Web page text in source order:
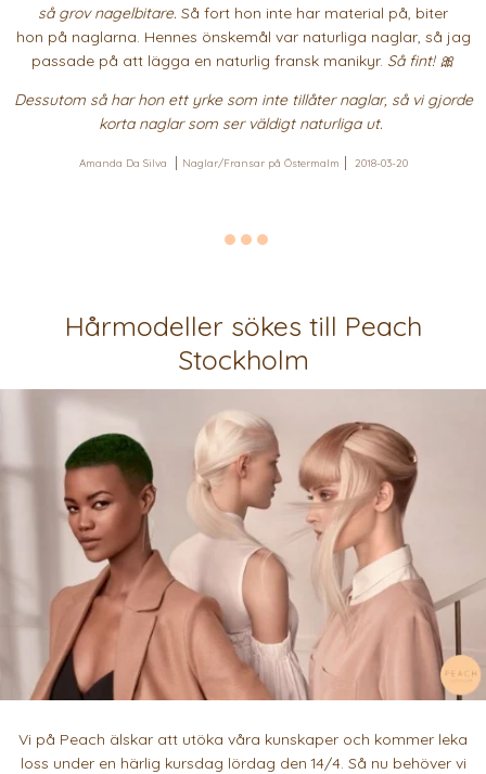
så grov nagelbitare. Så fort hon inte har material på, biter
hon på naglarna. Hennes önskemål var naturliga naglar, så jag
passade på att lägga en naturlig fransk manikyr. Så fint! 🎀
Dessutom så har hon ett yrke som inte tillåter naglar, så vi gjorde
korta naglar som ser väldigt naturliga ut.
Amanda Da Silva Naglar/Fransar på Östermalm 2018-03-20
Hårmodeller sökes till Peach
Stockholm
Vi på Peach älskar att utöka våra kunskaper och kommer leka
loss under en härlig kursdag lördag den 14/4. Så nu behöver vi